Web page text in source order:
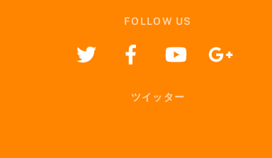
FOLLOW US
ツイッター